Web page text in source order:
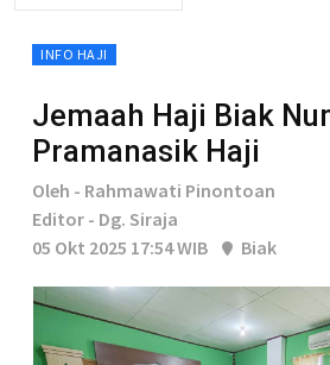
INFO HAJI
Jemaah Haji Biak
Pramanasik Haji
Oleh - Rahmawati Pinontoan
Editor - Dg. Siraja
05 Okt 2025 17:54 WIB
Biak